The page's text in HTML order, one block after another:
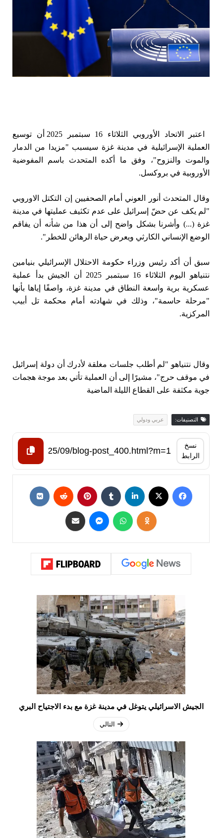
اعتبر الاتحاد الأوروبي الثلاثاء 16 سبتمبر 2025 أن توسيع
العملية الإسرائيلية في مدينة غزة سيسبب "مزيدا من الدمار
والموت والنزوح"، وفق ما أكده المتحدث باسم المفوضية
الأوروبية في بروكسل.
وقال المتحدث أنور العوني أمام الصحفيين إن التكتل الاوروبي
"لم يكف عن حضّ إسرائيل على عدم تكثيف عمليتها في مدينة
غزة (...) وأشرنا بشكل واضح إلى أن هذا من شأنه أن يفاقم
الوضع الإنساني الكارثي ويعرض حياة الرهائن للخطر".
سبق أن أكد رئيس وزراء حكومة الاحتلال الإسرائيلي بنيامين
نتنياهو اليوم الثلاثاء 16 سبتمبر 2025 أن الجيش بدأ عملية
عسكرية برية واسعة النطاق في مدينة غزة، واصفًا إياها بأنها
"مرحلة حاسمة"، وذلك في شهادته أمام محكمة تل أبيب
المركزية.
وقال نتنياهو "لم أطلب جلسات مغلقة لأدرك أن دولة إسرائيل
في موقف حرج"، مشيرًا إلى أن العملية تأتي بعد موجة هجمات
جوية مكثفة على القطاع الليلة الماضية
التصنيفات: عربي ودولي
نسخ
الرابط
الجيش الاسرائيلي يتوغل في مدينة غزة مع بدء الاجتياح البري
التالي